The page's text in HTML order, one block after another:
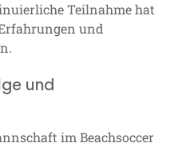
Teilnahme hat
und
und
im Beachsoccer